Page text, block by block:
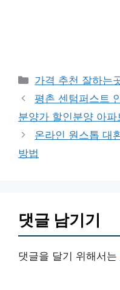
카
테
리
가격 추천 잘하는
평촌 센텀퍼스트
분양가 할인분양 아
온라인 원스톱 대
방법
댓글 남기기
댓글을 달기 위해서는